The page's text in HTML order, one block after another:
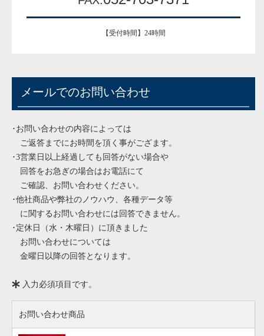
【受付時間】24時間
メールでのお問い合わせ
･お問い合わせの内容によっては
ご返答までにお時間を頂く事がござます。
･3営業日以上経過しても回答がない場合や
回答をお急ぎの場合はお電話にて
ご確認、お問い合わせください。
･他社商品や弊社のノウハウ、各種データ等
に関するお問い合わせには回答できません。
･定休日（水・木曜日）に頂きました
お問い合わせについては
金曜日以降の回答となります。
入力必須項目です。
お問い合わせ商品